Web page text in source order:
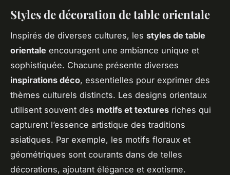
Styles de décoration de table orientale
Inspirés de diverses cultures, les styles de table
orientale encouragent une ambiance unique et
sophistiquée. Chacune présente diverses
inspirations déco, essentielles pour exprimer des
thèmes culturels distincts. Les designs orientaux
utilisent souvent des motifs et textures riches qui
capturent l’essence artistique des traditions
asiatiques. Par exemple, les motifs floraux et
géométriques sont courants dans de telles
décorations, ajoutant élégance et exotisme.